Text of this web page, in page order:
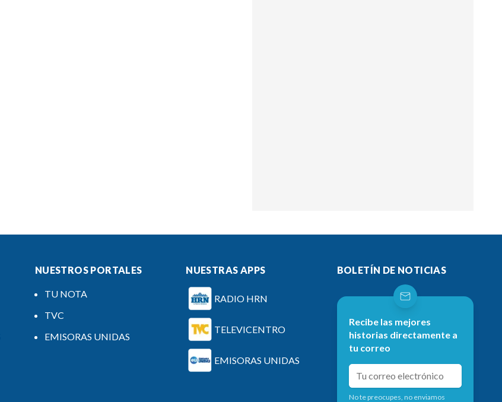
NUESTROS PORTALES
TU NOTA
TVC
EMISORAS UNIDAS
NUESTRAS APPS
RADIO HRN
TELEVICENTRO
EMISORAS UNIDAS
BOLETÍN DE NOTICIAS
Recibe las mejores
historias directamente a
tu correo
No te preocupes, no enviamos